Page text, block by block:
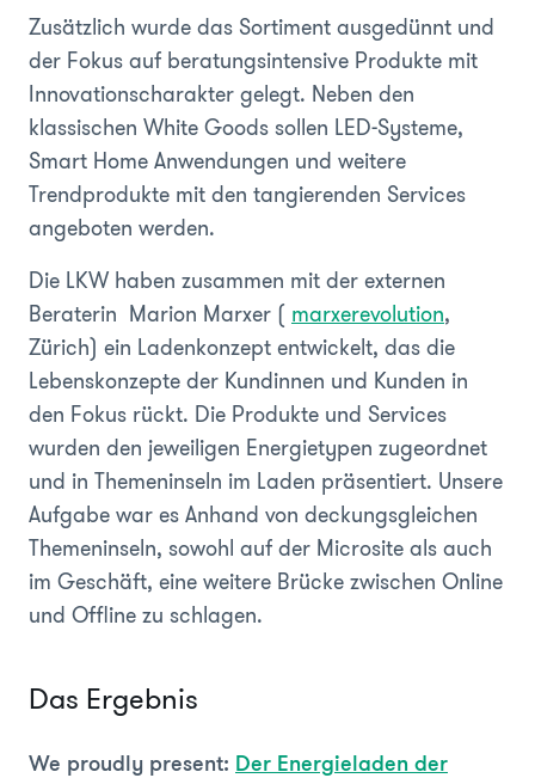
Zusätzlich wurde das Sortiment ausgedünnt und
der Fokus auf beratungsintensive Produkte mit
Innovationscharakter gelegt. Neben den
klassischen White Goods sollen LED-Systeme,
Smart Home Anwendungen und weitere
Trendprodukte mit den tangierenden Services
angeboten werden.
Die LKW haben zusammen mit der externen
Beraterin Marion Marxer ( marxerevolution,
Zürich) ein Ladenkonzept entwickelt, das die
Lebenskonzepte der Kundinnen und Kunden in
den Fokus rückt. Die Produkte und Services
wurden den jeweiligen Energietypen zugeordnet
und in Themeninseln im Laden präsentiert. Unsere
Aufgabe war es Anhand von deckungsgleichen
Themeninseln, sowohl auf der Microsite als auch
im Geschäft, eine weitere Brücke zwischen Online
und Offline zu schlagen.
Das Ergebnis
We proudly present: Der Energieladen der